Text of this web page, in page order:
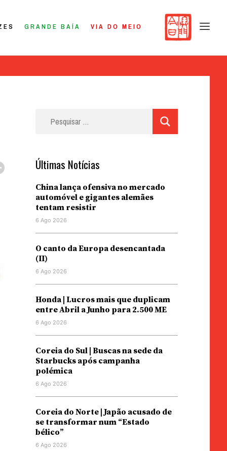
GRANDE BAÍA VIA DO MEIO
Últimas Notícias
China lança ofensiva no mercado
automóvel e gigantes alemães
tentam resistir
6 Ago 2026
O canto da Europa desencantada
(II)
6 Ago 2026
Honda | Lucros mais que duplicam
entre Abril a Junho para 2.500 ME
6 Ago 2026
Coreia do Sul | Buscas na sede da
Starbucks após campanha
polémica
6 Ago 2026
Coreia do Norte | Japão acusado de
se transformar num “Estado
bélico”
6 Ago 2026